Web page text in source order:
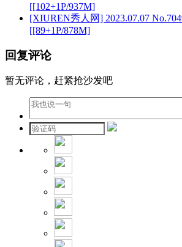
[[102+1P/937M]
[XIUREN秀人网] 2023.07.07
[[89+1P/878M]
回复评论
暂无评论，赶紧抢沙发吧